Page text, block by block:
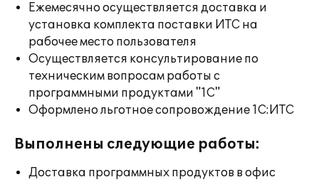
Ежемесячно осуществляется доставка и
установка комплекта поставки ИТС на
рабочее место пользователя
Осуществляется консультирование по
техническим вопросам работы с
программными продуктами "1С"
Оформлено льготное сопровождение 1С:ИТС
Выполнены следующие работы:
Доставка программных продуктов в офис